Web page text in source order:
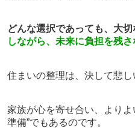
どんな選択であっても、大切
しながら、未来に負担を残さ
住まいの整理は、決して悲し
家族が心を寄せ合い、より
準備”でもあるのです。